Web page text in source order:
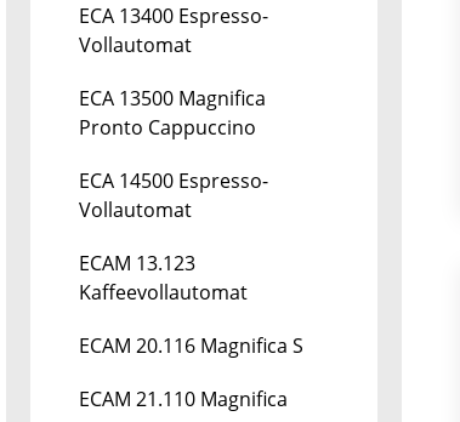
ECA 13400 Espresso-
Vollautomat
ECA 13500 Magnifica
Pronto Cappuccino
ECA 14500 Espresso-
Vollautomat
ECAM 13.123
Kaffeevollautomat
ECAM 20.116 Magnifica S
ECAM 21.110 Magnifica